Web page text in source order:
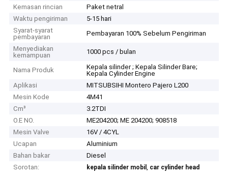
Kemasan rincian
Paket netral
Waktu pengiriman
5-15 hari
Syarat-syarat
pembayaran
Pembayaran 100% Sebelum Pengiriman
Menyediakan
kemampuan
1000 pcs / bulan
Nama Produk
Kepala silinder ; Kepala Silinder Bare;
Kepala Cylinder Engine
Aplikasi
MITSUBSIHI Montero Pajero L200
Mesin Kode
4M41
Cm³
3.2TDI
O.E NO.
ME204200; ME 204200; 908518
Mesin Valve
16V / 4CYL
Ucapan
Aluminium
Bahan bakar
Diesel
Sorotan:
kepala silinder mobil, car cylinder head